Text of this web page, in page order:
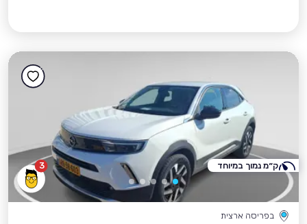
3
בפריסה ארצית
ק״מ נמוך במיוחד